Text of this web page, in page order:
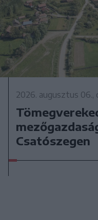
2026. augusztus
Csatószegen